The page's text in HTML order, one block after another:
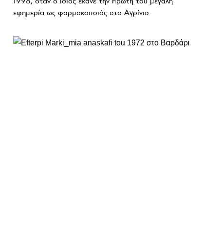
1998, όταν ο ίδιος έκανε την πρώτη του μεγάλη
εφημερία ως φαρμακοποιός στο Αγρίνιο